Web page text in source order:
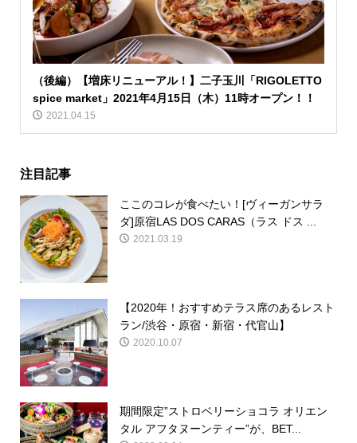
（後編）【増床リニューアル！】二子玉川「RIGOLETTO
spice market」2021年4月15日（木）11時オープン！！
2021.04.15
注目記事
ここのコレが食べたい！[ヴィーガンサラ
ダ]原宿LAS DOS CARAS（ラス ドス ...
2021.03.19
【2020年！おすすめテラス席のあるレスト
ラン/渋谷・原宿・新宿・代官山】
2020.10.07
期間限定”ストロベリーショコラ オリエン
タル アフタヌーンティー”が、BET...